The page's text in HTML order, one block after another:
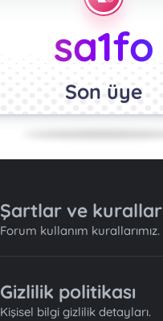
sa1fo
Son üye
Şartlar ve kurallar
Forum kullanım kurallarımız.
Gizlilik politikası
Kişisel bilgi gizlilik detayları.